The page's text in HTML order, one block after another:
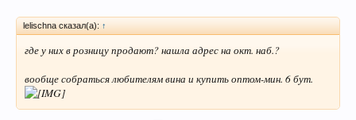
lelischna сказал(а): ↑
где у них в розницу продают? нашла адрес на окт. наб.?
вообще собраться любителям вина и купить оптом-мин. 6 бут.